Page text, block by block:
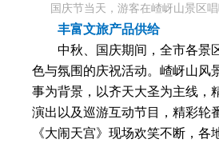
国庆节当天，游客在嵖岈山景区唱
丰富文旅产品供给
中秋、国庆期间，全市各景
色与氛围的庆祝活动。嵖岈山风
事为背景，以齐天大圣为主线，
演出以及巡游互动节目，精彩轮
《大闹天宫》现场欢笑不断，各